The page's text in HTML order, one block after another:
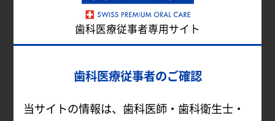
ロの取り扱い」など、取扱い商品が一目で
わかります。
―検索ページ例―
歯科医療従事者専用サイト
歯科医療従事者のご確認
当サイトの情報は、歯科医師・歯科衛生士・